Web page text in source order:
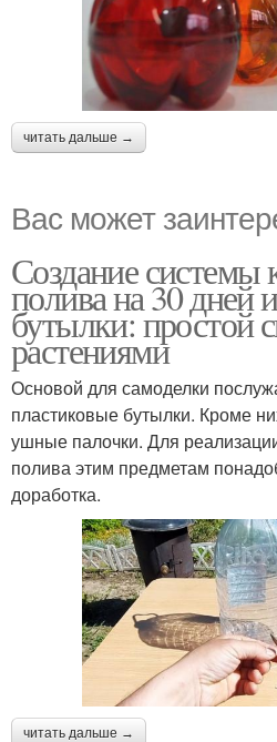
читать дальше →
Вас может
Создание системы
полива на 30 дней
бутылки: простой
растениями
Основой для самоделки
пластиковые бутылки. Кроме
ушные палочки. Для
полива этим предметам
доработка.
читать дальше →